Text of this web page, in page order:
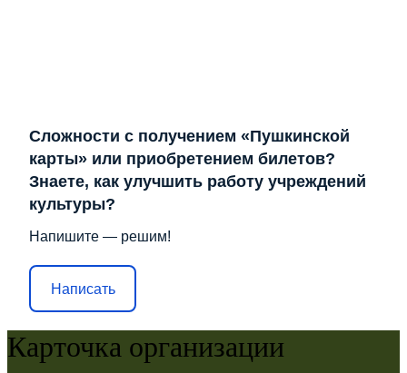
Сложности с получением «Пушкинской
карты» или приобретением билетов?
Знаете, как улучшить работу учреждений
культуры?
Напишите — решим!
Написать
Карточка организации